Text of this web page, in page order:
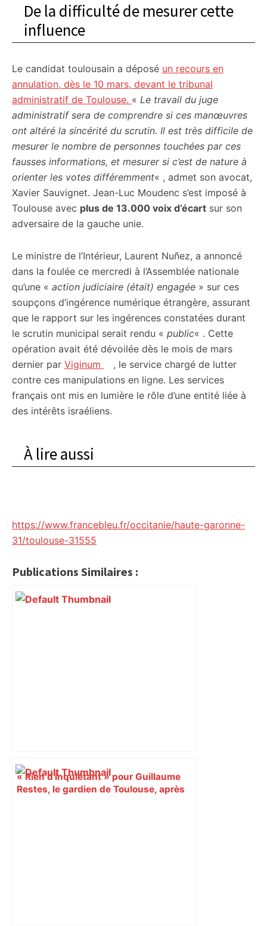
De la difficulté de mesurer cette
influence
Le candidat toulousain a déposé un recours en
annulation, dès le 10 mars, devant le tribunal
administratif de Toulouse. « Le travail du juge
administratif sera de comprendre si ces manœuvres
ont altéré la sincérité du scrutin. Il est très difficile de
mesurer le nombre de personnes touchées par ces
fausses informations, et mesurer si c’est de nature à
orienter les votes différemment« , admet son avocat,
Xavier Sauvignet. Jean-Luc Moudenc s’est imposé à
Toulouse avec plus de 13.000 voix d’écart sur son
adversaire de la gauche unie.
Le ministre de l’Intérieur, Laurent Nuñez, a annoncé
dans la foulée ce mercredi à l’Assemblée nationale
qu’une « action judiciaire (était) engagée » sur ces
soupçons d’ingérence numérique étrangère, assurant
que le rapport sur les ingérences constatées durant
le scrutin municipal serait rendu « public« . Cette
opération avait été dévoilée dès le mois de mars
dernier par Viginum
, le service chargé de lutter
contre ces manipulations en ligne. Les services
français ont mis en lumière le rôle d’une entité liée à
des intérêts israéliens.
À lire aussi
https://www.francebleu.fr/occitanie/haute-garonne-
31/toulouse-31555
Publications Similaires :
« Rien d'inquiétant » pour Guillaume
Restes, le gardien de Toulouse, après